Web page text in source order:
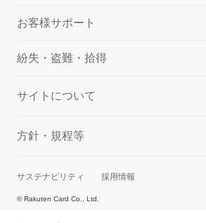
お客様サポート
紛失・盗難・拾得
サイトについて
方針・規程等
サステナビリティ 採用情報
© Rakuten Card Co., Ltd.